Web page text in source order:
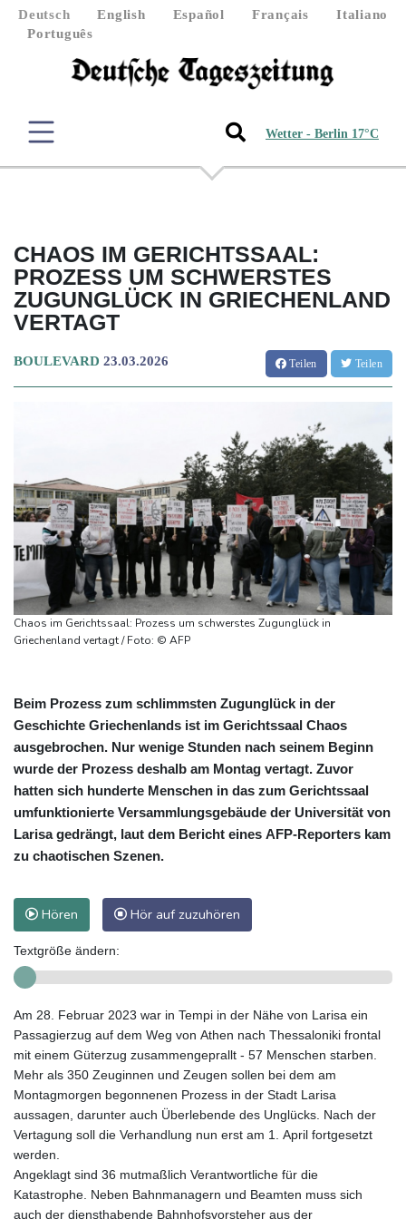
Deutsch English Español Français
Italiano
Português
Wetter - Berlin 17°C
CHAOS IM GERICHTSSAAL:
PROZESS UM SCHWERSTES
ZUGUNGLÜCK IN GRIECHENLAND
VERTAGT
BOULEVARD 23.03.2026 Teilen Teilen
Chaos im Gerichtssaal: Prozess um schwerstes Zugunglück in
Griechenland vertagt / Foto: © AFP
Beim Prozess zum schlimmsten Zugunglück in der
Geschichte Griechenlands ist im Gerichtssaal Chaos
ausgebrochen. Nur wenige Stunden nach seinem Beginn
wurde der Prozess deshalb am Montag vertagt. Zuvor
hatten sich hunderte Menschen in das zum Gerichtssaal
umfunktionierte Versammlungsgebäude der Universität von
Larisa gedrängt, laut dem Bericht eines AFP-Reporters kam
zu chaotischen Szenen.
Hören Hör auf zuzuhören
Textgröße ändern:
Am 28. Februar 2023 war in Tempi in der Nähe von Larisa ein
Passagierzug auf dem Weg von Athen nach Thessaloniki frontal
mit einem Güterzug zusammengeprallt - 57 Menschen starben.
Mehr als 350 Zeuginnen und Zeugen sollen bei dem am
Montagmorgen begonnenen Prozess in der Stadt Larisa
aussagen, darunter auch Überlebende des Unglücks. Nach der
Vertagung soll die Verhandlung nun erst am 1. April fortgesetzt
werden.
Angeklagt sind 36 mutmaßlich Verantwortliche für die
Katastrophe. Neben Bahnmanagern und Beamten muss sich
auch der diensthabende Bahnhofsvorsteher aus der